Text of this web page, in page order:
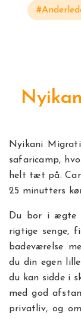
Nyikani
safaricamp,
helt tæt på.
25 minutters
Du bor i ægte
rigtige senge,
badeværelse
du din egen
du kan sidde i
med god
privatliv, og